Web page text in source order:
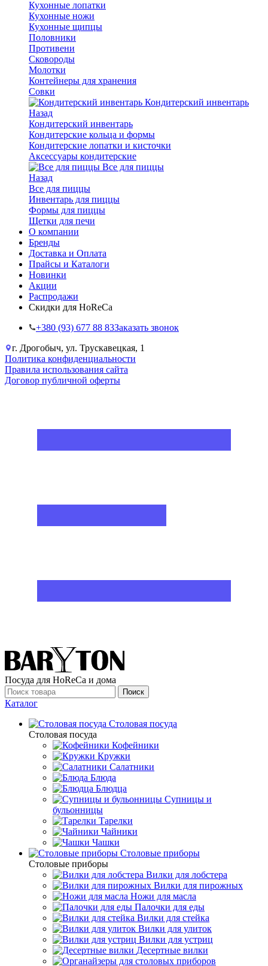
Кухонные лопатки
Кухонные ножи
Кухонные щипцы
Половники
Противени
Сковороды
Молотки
Контейнеры для хранения
Совки
Кондитерский инвентарь
Назад
Кондитерский инвентарь
Кондитерские кольца и формы
Кондитерские лопатки и кисточки
Аксессуары кондитерские
Все для пиццы
Назад
Все для пиццы
Инвентарь для пиццы
Формы для пиццы
Щетки для печи
О компании
Бренды
Доставка и Оплата
Прайсы и Каталоги
Новинки
Акции
Распродажи
Скидки для HoReCa
+38‎0 (93) 677 88 83Заказать звонок
г. Дрогобыч, ул. Трускавецкая, 1
Политика конфиденциальности
Правила использования сайта
Договор публичной оферты
Посуда для HoReCa и дома
Поиск
Каталог
Столовая посуда
Столовая посуда
Кофейники
Кружки
Салатники
Блюда
Блюдца
Супницы и
бульонницы
Тарелки
Чайники
Чашки
Cтоловые приборы
Cтоловые приборы
Вилки для лобстера
Вилки для пирожных
Ножи для масла
Палочки для еды
Вилки для стейка
Вилки для улиток
Вилки для устриц
Десертные вилки